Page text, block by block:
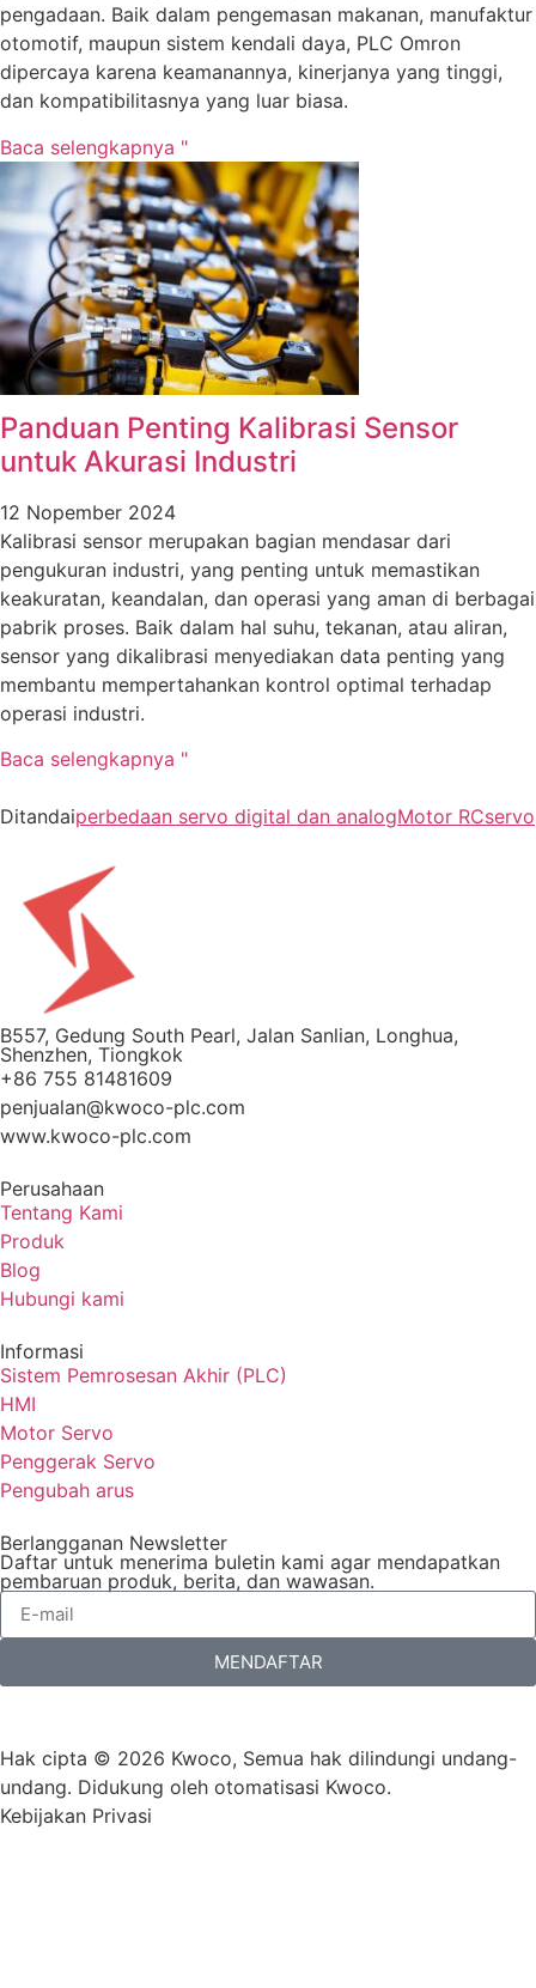
pengadaan. Baik dalam pengemasan makanan, manufaktur
otomotif, maupun sistem kendali daya, PLC Omron
dipercaya karena keamanannya, kinerjanya yang tinggi,
dan kompatibilitasnya yang luar biasa.
Baca selengkapnya "
Panduan Penting Kalibrasi Sensor
untuk Akurasi Industri
12 Nopember 2024
Kalibrasi sensor merupakan bagian mendasar dari
pengukuran industri, yang penting untuk memastikan
keakuratan, keandalan, dan operasi yang aman di berbagai
pabrik proses. Baik dalam hal suhu, tekanan, atau aliran,
sensor yang dikalibrasi menyediakan data penting yang
membantu mempertahankan kontrol optimal terhadap
operasi industri.
Baca selengkapnya "
Ditandaiperbedaan servo digital dan analogMotor RCservo
B557, Gedung South Pearl, Jalan Sanlian, Longhua,
Shenzhen, Tiongkok
+86 755 81481609
penjualan@kwoco-plc.com
www.kwoco-plc.com
Perusahaan
Tentang Kami
Produk
Blog
Hubungi kami
Informasi
Sistem Pemrosesan Akhir (PLC)
HMI
Motor Servo
Penggerak Servo
Pengubah arus
Berlangganan Newsletter
Daftar untuk menerima buletin kami agar mendapatkan
pembaruan produk, berita, dan wawasan.
MENDAFTAR
Hak cipta © 2026 Kwoco, Semua hak dilindungi undang-
undang. Didukung oleh otomatisasi Kwoco.
Kebijakan Privasi